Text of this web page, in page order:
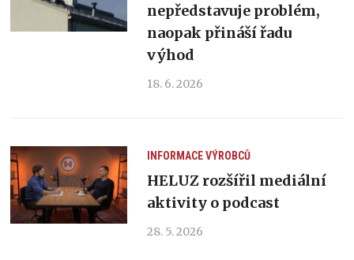
nepředstavuje problém,
naopak přináší řadu
výhod
18. 6. 2026
INFORMACE VÝROBCŮ
HELUZ rozšířil mediální
aktivity o podcast
28. 5. 2026